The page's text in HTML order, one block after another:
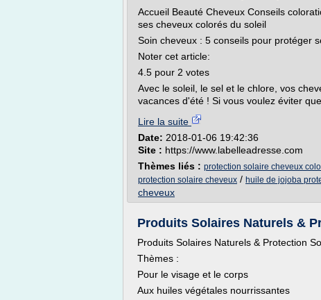
Accueil Beauté Cheveux Conseils
ses cheveux colorés du soleil
Soin cheveux : 5 conseils pour protéger
Noter cet article:
4.5 pour 2 votes
Avec le soleil, le sel et le chlore, vos
vacances d'été ! Si vous voulez éviter
Lire la suite
Date: 2018-01-06 19:42:36
Site : https://www.labelleadresse.com
Thèmes liés : protection solaire cheveux
protection solaire cheveux / huile de jojoba
cheveux
Produits Solaires Naturels &
Produits Solaires Naturels & Protection
Thèmes :
Pour le visage et le corps
Aux huiles végétales nourrissantes